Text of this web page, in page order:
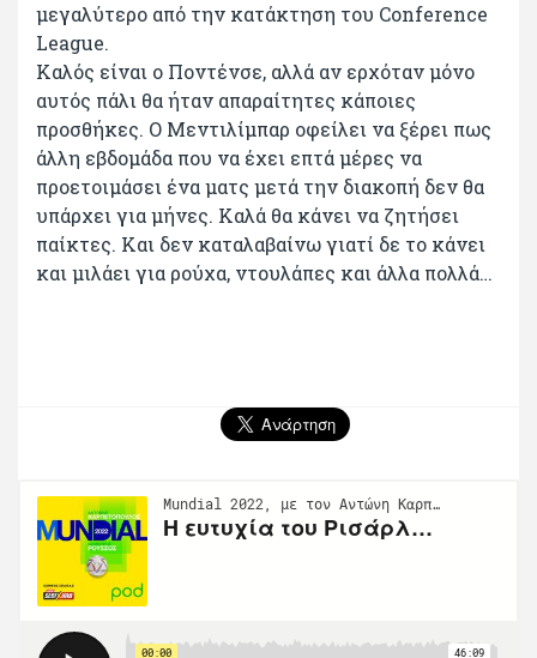
μεγαλύτερο από την κατάκτηση του Conference
League.
Καλός είναι ο Ποντένσε, αλλά αν ερχόταν μόνο
αυτός πάλι θα ήταν απαραίτητες κάποιες
προσθήκες. Ο Μεντιλίμπαρ οφείλει να ξέρει πως
άλλη εβδομάδα που να έχει επτά μέρες να
προετοιμάσει ένα ματς μετά την διακοπή δεν θα
υπάρχει για μήνες. Καλά θα κάνει να ζητήσει
παίκτες. Και δεν καταλαβαίνω γιατί δε το κάνει
και μιλάει για ρούχα, ντουλάπες και άλλα πολλά…